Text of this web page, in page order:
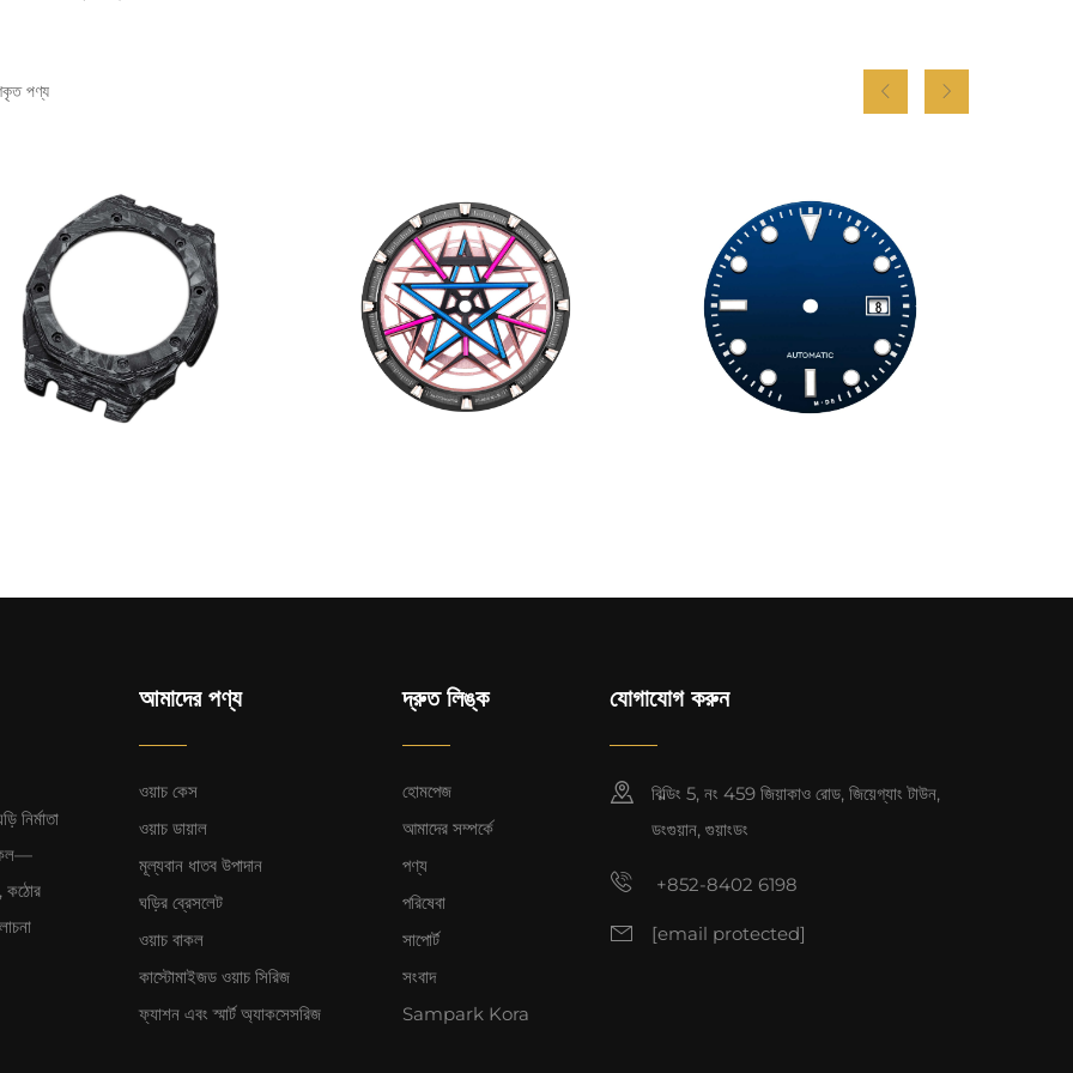
পণ্য
নির্মাতা
কঠোর
আমাদের পণ্য
ওয়াচ কেস
ওয়াচ ডায়াল
মূল্যবান ধাতব উপাদান
ঘড়ির ব্রেসলেট
ওয়াচ বাকল
কাস্টোমাইজড ওয়াচ সিরিজ
ফ্যাশন এবং স্মার্ট অ্যাকসেসরিজ
দ্রুত লিঙ্ক
হোমপেজ
আমাদের সম্পর্কে
পণ্য
পরিষেবা
সাপোর্ট
সংবাদ
Sampark Kora
যোগাযোগ করুন
বিল্ডিং 5, নং 459 জিয়াকাও রোড, জিয়েগ্যাং টাউন,
ডংগুয়ান, গুয়াংডং
+852-8402 6198
[email protected]